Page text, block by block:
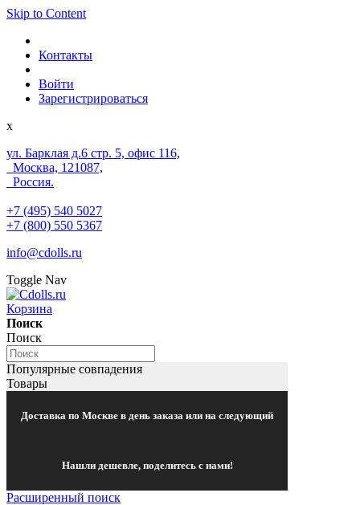
Skip to Content
Контакты
Войти
Зарегистрироваться
x
ул. Барклая д.6 стр. 5, офис 116,
Москва, 121087,
Россия.
+7 (495) 540 5027
+7 (800) 550 5367
info@cdolls.ru
Toggle Nav
Корзина
Поиск
Поиск
Популярные совпадения
Товары
Доставка по Москве в день заказа или на следующий
Нашли дешевле, поделитесь с нами!
Расширенный поиск